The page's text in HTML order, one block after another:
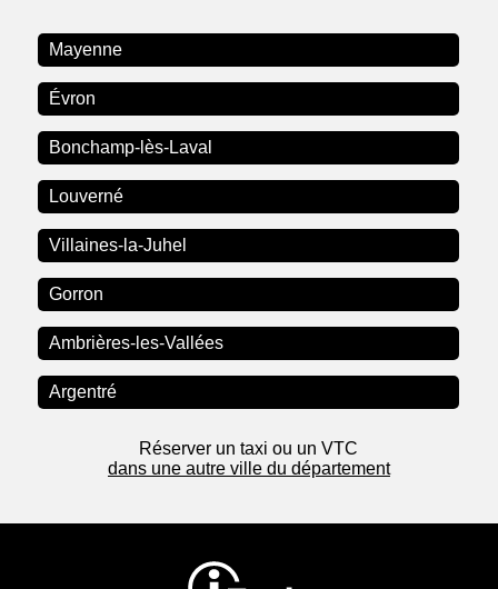
Mayenne
Évron
Bonchamp-lès-Laval
Louverné
Villaines-la-Juhel
Gorron
Ambrières-les-Vallées
Argentré
Réserver un taxi ou un VTC
dans une autre ville du département